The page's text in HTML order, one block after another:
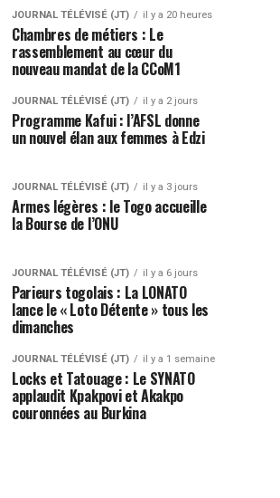
JOURNAL TÉLÉVISÉ (JT) il y a 20 heures
Chambres de métiers : Le
rassemblement au cœur du
nouveau mandat de la CCoM1
JOURNAL TÉLÉVISÉ (JT) il y a 2 jours
Programme Kafui : l’AFSL donne
un nouvel élan aux femmes à Edzi
JOURNAL TÉLÉVISÉ (JT) il y a 3 jours
Armes légères : le Togo accueille
la Bourse de l’ONU
JOURNAL TÉLÉVISÉ (JT) il y a 6 jours
Parieurs togolais : La LONATO
lance le « Loto Détente » tous les
dimanches
JOURNAL TÉLÉVISÉ (JT) il y a 1 semaine
Locks et Tatouage : Le SYNATO
applaudit Kpakpovi et Akakpo
couronnées au Burkina